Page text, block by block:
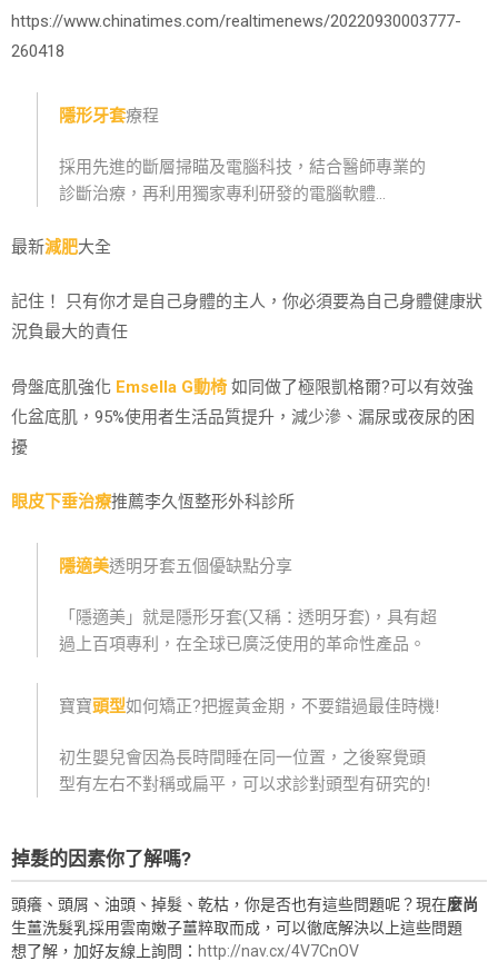
https://www.chinatimes.com/realtimenews/20220930003777-
260418
隱形牙套療程
採用先進的斷層掃瞄及電腦科技，結合醫師專業的
診斷治療，再利用獨家專利研發的電腦軟體…
最新減肥大全
記住！ 只有你才是自己身體的主人，你必須要為自己身體健康狀
況負最大的責任
骨盤底肌強化 Emsella G動椅 如同做了極限凱格爾?可以有效強
化盆底肌，95%使用者生活品質提升，減少滲、漏尿或夜尿的困
擾
眼皮下垂治療推薦李久恆整形外科診所
隱適美透明牙套五個優缺點分享
「隱適美」就是隱形牙套(又稱：透明牙套)，具有超
過上百項專利，在全球已廣泛使用的革命性產品。
寶寶頭型如何矯正?把握黃金期，不要錯過最佳時機!
初生嬰兒會因為長時間睡在同一位置，之後察覺頭
型有左右不對稱或扁平，可以求診對頭型有研究的!
掉髮的因素你了解嗎?
頭癢、頭屑、油頭、掉髮、乾枯，你是否也有這些問題呢？現在麼尚
生薑洗髮乳採用雲南嫩子薑粹取而成，可以徹底解決以上這些問題
想了解，加好友線上詢問： http://nav.cx/4V7CnOV